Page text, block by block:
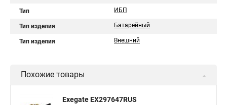
Тип ИБП
Тип изделия Батарейный
Тип изделия Внешний
Похожие товары
Exegate EX297647RUS